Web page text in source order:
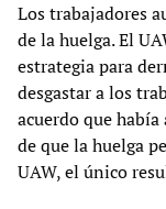
Los trabajadores
de la huelga. El
estrategia para
desgastar a los
acuerdo que
de que la huelga
UAW, el único